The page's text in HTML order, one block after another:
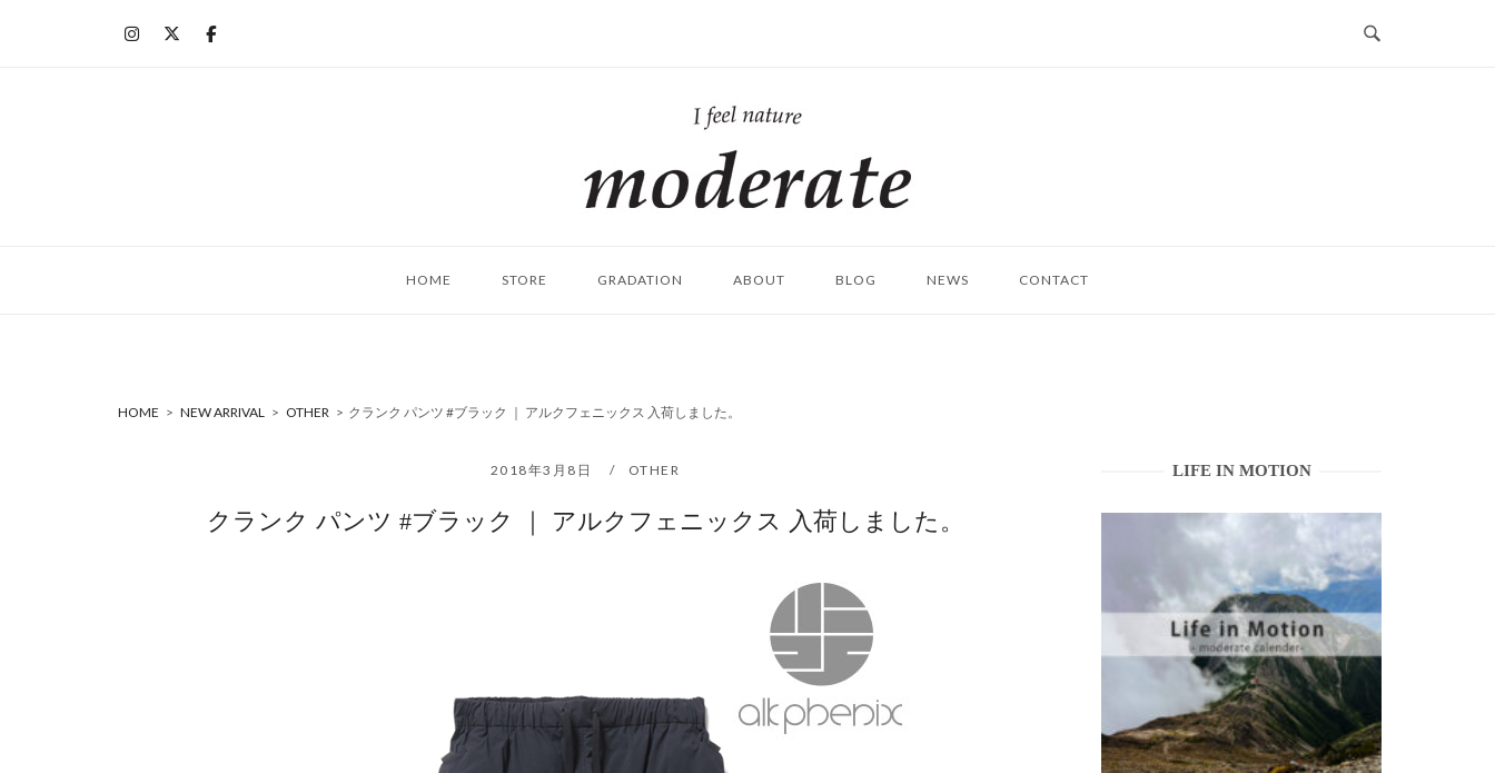
ム
HOME STORE GRADATION ABOUT BLOG NEWS CONTACT
HOME > NEW ARRIVAL > OTHER > クランク パンツ #ブラック ｜ アルクフェニックス 入荷しました。
2018年3月8日 OTHER
クランク パンツ #ブラック ｜ アルクフェニックス 入荷しました。
LIFE IN MOTION